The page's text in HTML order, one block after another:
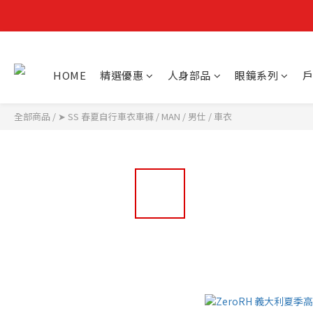
HOME 精選優惠 人身部品 眼鏡系列
全部商品 / ➤ SS 春夏自行車衣車褲 / MAN / 男仕 /車衣